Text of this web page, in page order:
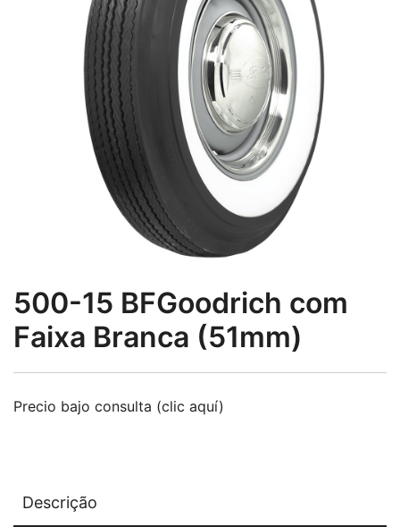
500-15 BFGoodrich com
Faixa Branca (51mm)
Precio bajo consulta (clic aquí)
Descrição